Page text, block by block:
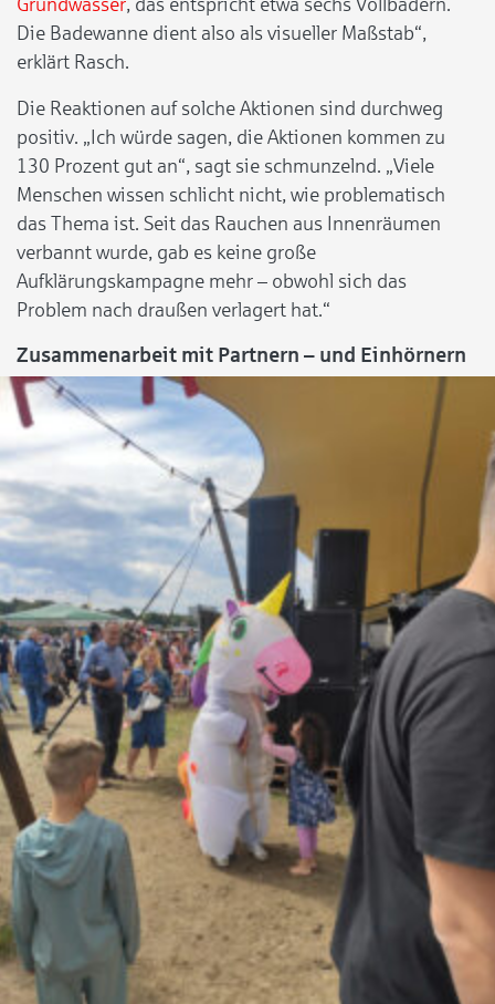
Grundwasser, das entspricht etwa sechs Vollbädern.
Die Badewanne dient also als visueller Maßstab“,
erklärt Rasch.
Die Reaktionen auf solche Aktionen sind durchweg
positiv. „Ich würde sagen, die Aktionen kommen zu
130 Prozent gut an“, sagt sie schmunzelnd. „Viele
Menschen wissen schlicht nicht, wie problematisch
das Thema ist. Seit das Rauchen aus Innenräumen
verbannt wurde, gab es keine große
Aufklärungskampagne mehr – obwohl sich das
Problem nach draußen verlagert hat.“
Zusammenarbeit mit Partnern – und Einhörnern